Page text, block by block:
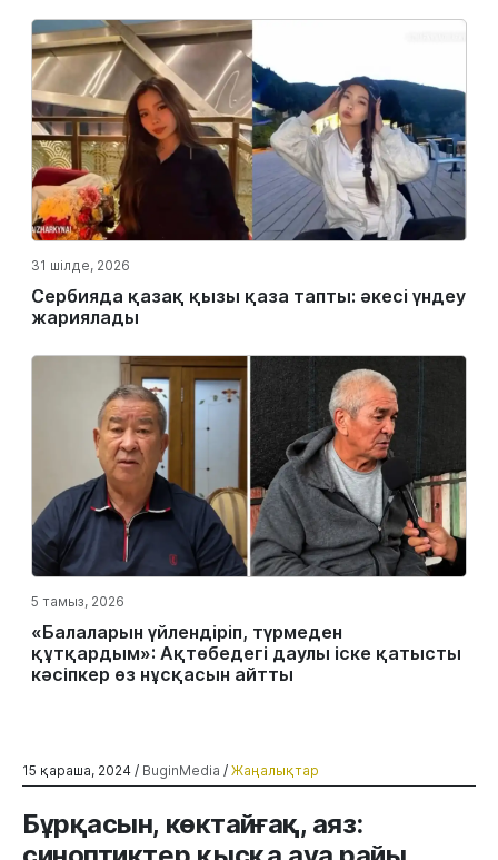
31 шілде, 2026
Сербияда қазақ қызы қаза тапты: әкесі үндеу
жариялады
5 тамыз, 2026
«Балаларын үйлендіріп, түрмеден
құтқардым»: Ақтөбедегі даулы іске қатысты
кәсіпкер өз нұсқасын айтты
15 қараша, 2024 / BuginMedia / Жаңалықтар
Бұрқасын, көктайғақ, аяз: